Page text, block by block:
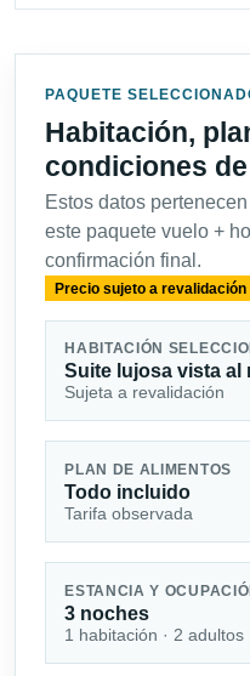
PAQUETE
Habitación,
condiciones
Estos datos
este paquete vuelo +
confirmación final.
Precio sujeto a revalidación
HABITACIÓN
Suite lujosa vista al
Sujeta a revalidación
PLAN DE ALIMENTOS
Todo incluido
Tarifa observada
ESTANCIA Y
3 noches
1 habitación · 2